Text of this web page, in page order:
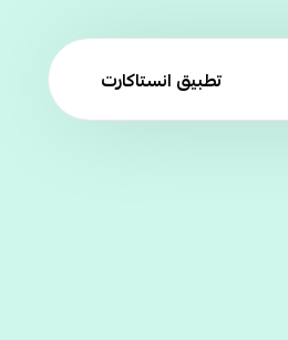
تطبيق انستاكارت